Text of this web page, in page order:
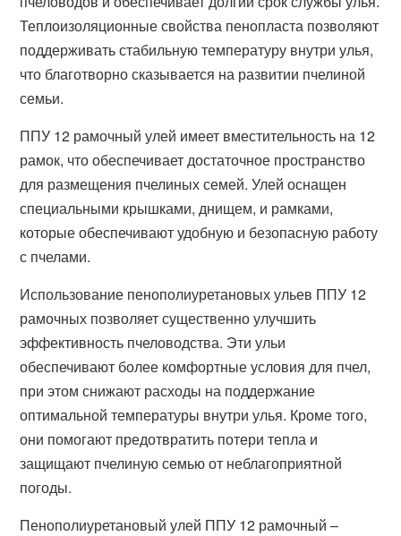
Теплоизоляционные свойства пенопласта позволяют
поддерживать стабильную температуру внутри улья,
что благотворно сказывается на развитии пчелиной
семьи.
ППУ 12 рамочный улей имеет вместительность на 12
рамок, что обеспечивает достаточное пространство
для размещения пчелиных семей. Улей оснащен
специальными крышками, днищем, и рамками,
которые обеспечивают удобную и безопасную работу
с пчелами.
Использование пенополиуретановых ульев ППУ 12
рамочных позволяет существенно улучшить
эффективность пчеловодства. Эти ульи
обеспечивают более комфортные условия для пчел,
при этом снижают расходы на поддержание
оптимальной температуры внутри улья. Кроме того,
они помогают предотвратить потери тепла и
защищают пчелиную семью от неблагоприятной
погоды.
Пенополиуретановый улей ППУ 12 рамочный –